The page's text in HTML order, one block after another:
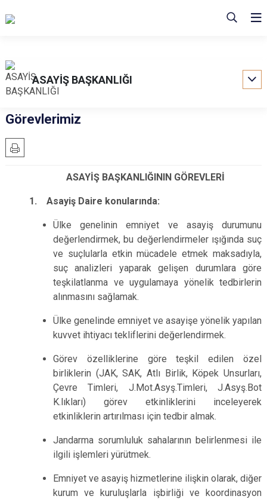
ASAYİŞ BAŞKANLIĞI
Görevlerimiz
ASAYİŞ BAŞKANLIĞININ GÖREVLERİ
1. Asayiş Daire konularında:
Ülke genelinin emniyet ve asayiş durumunu
değerlendirmek, bu değerlendirmeler ışığında suç
ve suçlularla etkin mücadele etmek maksadıyla,
suç analizleri yaparak gelişen durumlara göre
teşkilatlanma ve uygulamaya yönelik tedbirlerin
alınmasını sağlamak.
Ülke genelinde emniyet ve asayişe yönelik yapılan
kuvvet ihtiyacı tekliflerini değerlendirmek.
Görev özelliklerine göre teşkil edilen özel
birliklerin (JAK, SAK, Atlı Birlik, Köpek Unsurları,
Çevre Timleri, J.Mot.Asyş.Timleri, J.Asyş.Bot
K.lıkları) görev etkinliklerini inceleyerek
etkinliklerin artırılması için tedbir almak.
Jandarma sorumluluk sahalarının belirlenmesi ile
ilgili işlemleri yürütmek.
Emniyet ve asayiş hizmetlerine ilişkin olarak, diğer
kurum ve kuruluşlarla işbirliği ve koordinasyon